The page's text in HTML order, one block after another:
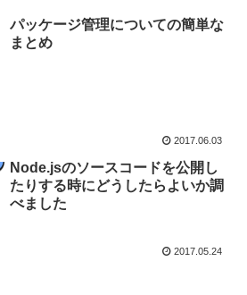
パッケージ管理についての簡単な
まとめ
2017.06.03
Node.jsのソースコードを公開し
たりする時にどうしたらよいか調
べました
2017.05.24